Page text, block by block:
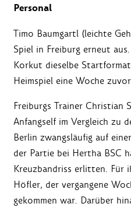
Personal
Timo Baumgartl (leichte
Spiel in Freiburg erneut
Korkut dieselbe
Heimspiel eine Woche
Freiburgs Trainer Christian
Anfangself im Vergleich zu
Berlin zwangsläufig auf
der Partie bei Hertha BSC
Kreuzbandriss erlitten. Für
Höfler, der vergangene
gekommen war. Darüber